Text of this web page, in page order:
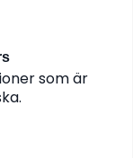
som är